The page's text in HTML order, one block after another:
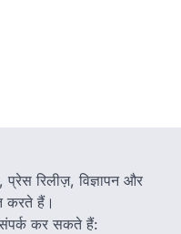
रिलीज़, विज्ञापन और
करते हैं।
कर सकते हैं: